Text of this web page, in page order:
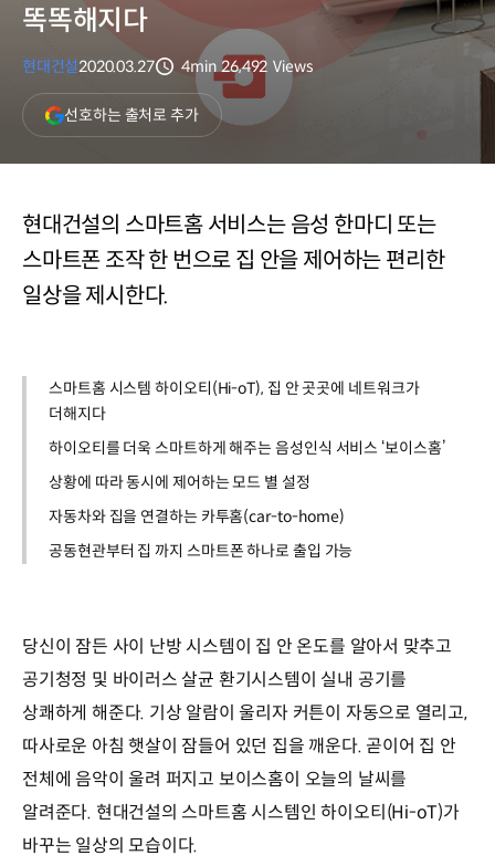
똑똑해지다
현대건설2020.03.27
분량
4min
조회수
26,492 Views
선호하는 출처로 추가(새
창
열림)
현대건설의 스마트홈 서비스는 음성 한마디 또는
스마트폰 조작 한 번으로 집 안을 제어하는 편리한
일상을 제시한다.
스마트홈 시스템 하이오티(Hi-oT), 집 안 곳곳에 네트워크가
더해지다
하이오티를 더욱 스마트하게 해주는 음성인식 서비스 ‘보이스홈’
상황에 따라 동시에 제어하는 모드 별 설정
자동차와 집을 연결하는 카투홈(car-to-home)
공동현관부터 집 까지 스마트폰 하나로 출입 가능
당신이 잠든 사이 난방 시스템이 집 안 온도를 알아서 맞추고
공기청정 및 바이러스 살균 환기시스템이 실내 공기를
상쾌하게 해준다. 기상 알람이 울리자 커튼이 자동으로 열리고,
따사로운 아침 햇살이 잠들어 있던 집을 깨운다. 곧이어 집 안
전체에 음악이 울려 퍼지고 보이스홈이 오늘의 날씨를
알려준다. 현대건설의 스마트홈 시스템인 하이오티(Hi-oT)가
바꾸는 일상의 모습이다.